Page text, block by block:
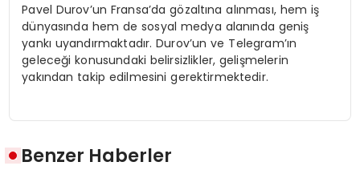
Pavel Durov’un Fransa’da gözaltına alınması, hem iş
dünyasında hem de sosyal medya alanında geniş
yankı uyandırmaktadır. Durov’un ve Telegram’ın
geleceği konusundaki belirsizlikler, gelişmelerin
yakından takip edilmesini gerektirmektedir.
Benzer Haberler